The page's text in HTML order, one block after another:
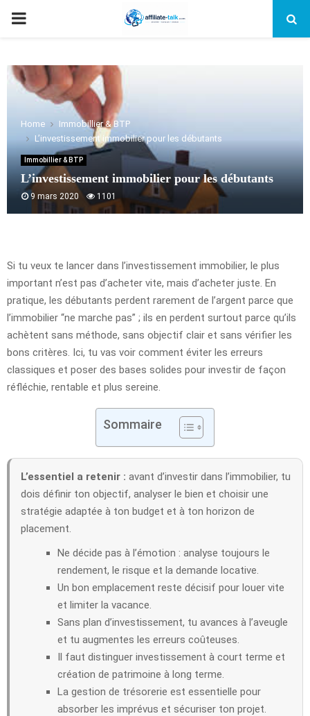
PRIMARY
Home
Immobillier & BTP
L’investissement immobilier pour les débutants
Immobillier & BTP
L’investissement immobilier pour les débutants
9 mars 2020 1101
Si tu veux te lancer dans l’investissement immobilier, le plus
important n’est pas d’acheter vite, mais d’acheter juste. En
pratique, les débutants perdent rarement de l’argent parce que
l’immobilier “ne marche pas” ; ils en perdent surtout parce qu’ils
achètent sans méthode, sans objectif clair et sans vérifier les
bons critères. Ici, tu vas voir comment éviter les erreurs
classiques et poser des bases solides pour investir de façon
réfléchie, rentable et plus sereine.
Sommaire
L’essentiel a retenir : avant d’investir dans l’immobilier, tu
dois définir ton objectif, analyser le bien et choisir une
stratégie adaptée à ton budget et à ton horizon de
placement.
Ne décide pas à l’émotion : analyse toujours le
rendement, le risque et la demande locative.
Un bon emplacement reste décisif pour louer vite
et limiter la vacance.
Sans plan d’investissement, tu avances à l’aveugle
et tu augmentes les erreurs coûteuses.
Il faut distinguer investissement à court terme et
création de patrimoine à long terme.
La gestion de trésorerie est essentielle pour
absorber les imprévus et sécuriser ton projet.